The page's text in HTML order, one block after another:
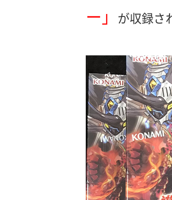
ー」 が収録さ